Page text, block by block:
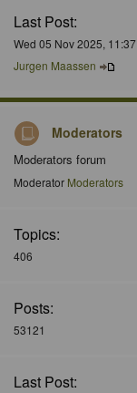
Last Post:
Wed 05 Nov 2025, 11:37
Jurgen Maassen
Moderators
Moderators forum
Moderator Moderators
Topics:
406
Posts:
53121
Last Post: